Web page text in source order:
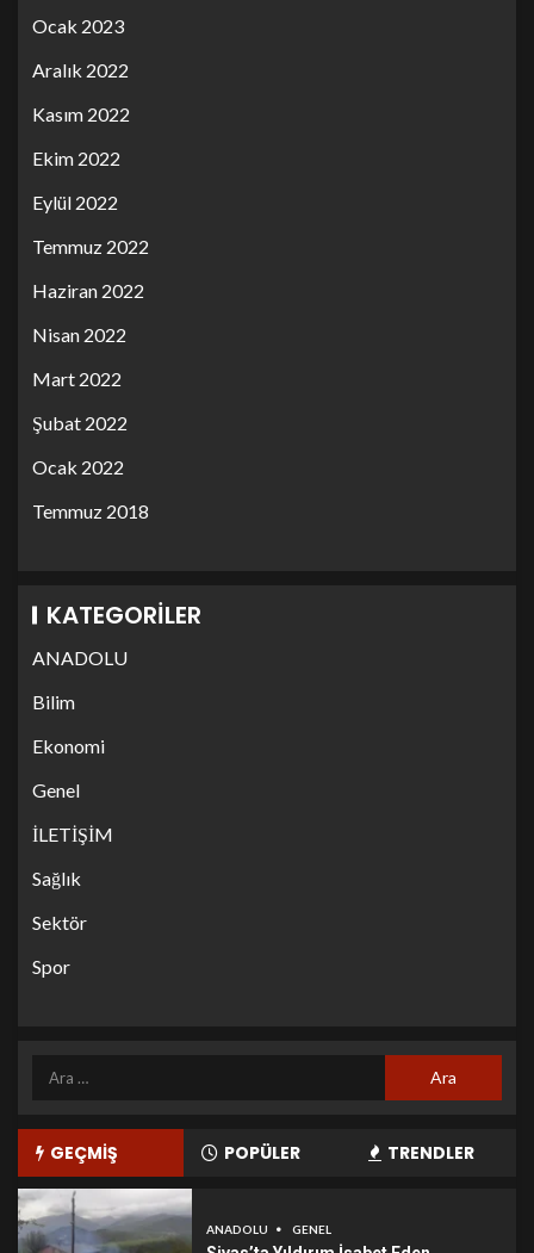
Ocak 2023
Aralık 2022
Kasım 2022
Ekim 2022
Eylül 2022
Temmuz 2022
Haziran 2022
Nisan 2022
Mart 2022
Şubat 2022
Ocak 2022
Temmuz 2018
KATEGORILER
ANADOLU
Bilim
Ekonomi
Genel
İLETİŞİM
Sağlık
Sektör
Spor
GEÇMİŞ POPÜLER TRENDLER
ANADOLU GENEL